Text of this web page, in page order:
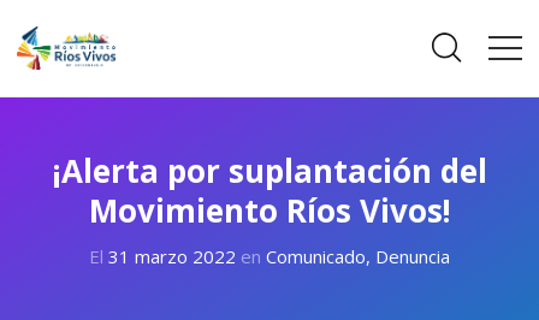
¡Alerta por suplantación del
Movimiento Ríos Vivos!
El 31 marzo 2022 en Comunicado, Denuncia